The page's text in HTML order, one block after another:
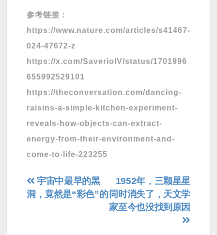
参考链接：
https://www.nature.com/articles/s41467-
024-47672-z
https://x.com/SaverioIV/status/1701996
655992529101
https://theconversation.com/dancing-
raisins-a-simple-kitchen-experiment-
reveals-how-objects-can-extract-
energy-from-their-environment-and-
come-to-life-223255
文
章
1952年，三颗星星
同时消失了，天文学
家至今也没找到原因
宇宙中最早的黑
洞，竟然是“彩色”的